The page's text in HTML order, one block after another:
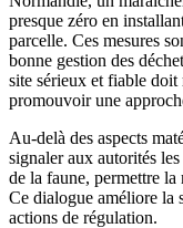
presque zéro en
parcelle. Ces mesures
bonne gestion des
site sérieux et fiable doit
promouvoir une
Au-delà des aspects
signaler aux autorités
de la faune, permettre la
Ce dialogue améliore la
actions de régulation.